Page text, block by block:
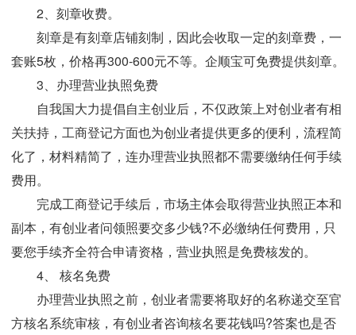
2、刻章收费。
刻章是有刻章店铺刻制，因此会收取一定的刻章费，一
套账5枚，价格再300-600元不等。企顺宝可免费提供刻章。
3、办理营业执照免费
自我国大力提倡自主创业后，不仅政策上对创业者有相
关扶持，工商登记方面也为创业者提供更多的便利，流程简
化了，材料精简了，连办理营业执照都不需要缴纳任何手续
费用。
完成工商登记手续后，市场主体会取得营业执照正本和
副本，有创业者问领照要交多少钱?不必缴纳任何费用，只
要您手续齐全符合申请资格，营业执照是免费核发的。
4、 核名免费
办理营业执照之前，创业者需要将取好的名称递交至官
方核名系统审核，有创业者咨询核名要花钱吗?答案也是否